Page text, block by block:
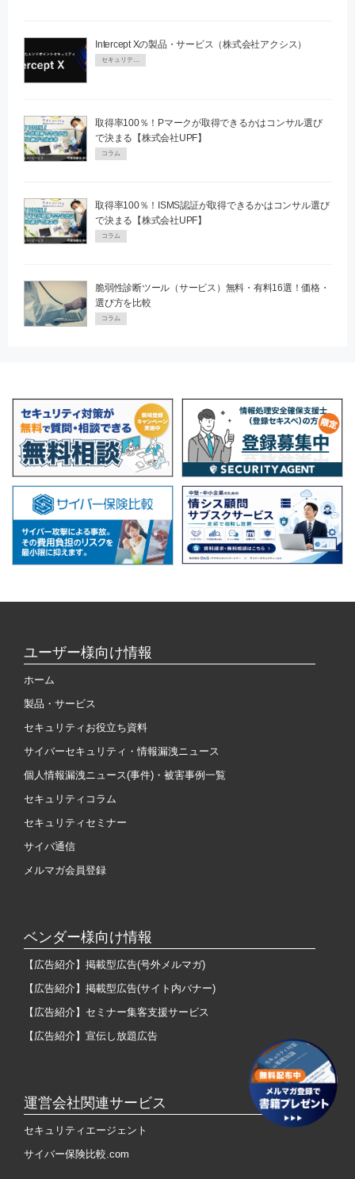
Intercept Xの製品・サービス（株式会社アクシス）
セキュリティPR
取得率100％！Pマークが取得できるかはコンサル選び
で決まる【株式会社UPF】
コラム
取得率100％！ISMS認証が取得できるかはコンサル選び
で決まる【株式会社UPF】
コラム
脆弱性診断ツール（サービス）無料・有料16選！価格・
選び方を比較
コラム
ユーザー様向け情報
ホーム
製品・サービス
セキュリティお役立ち資料
サイバーセキュリティ・情報漏洩ニュース
個人情報漏洩ニュース(事件)・被害事例一覧
セキュリティコラム
セキュリティセミナー
サイバ通信
メルマガ会員登録
ベンダー様向け情報
【広告紹介】掲載型広告(号外メルマガ)
【広告紹介】掲載型広告(サイト内バナー)
【広告紹介】セミナー集客支援サービス
【広告紹介】宣伝し放題広告
運営会社関連サービス
セキュリティエージェント
サイバー保険比較.com